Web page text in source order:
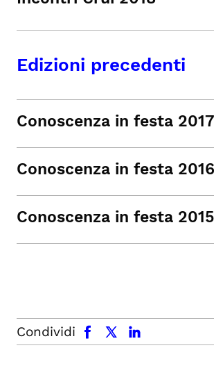
Edizioni precedenti
Conoscenza in festa 2017
Conoscenza in festa 2016
Conoscenza in festa 2015
Condividi
facebook x.com linkedin